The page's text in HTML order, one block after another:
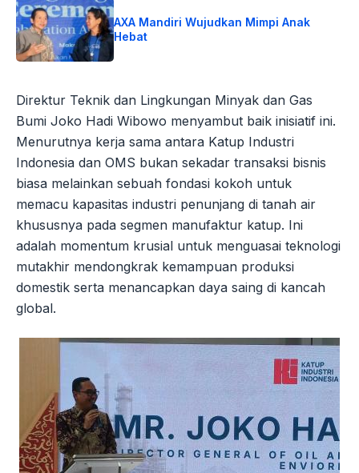
AXA Mandiri Wujudkan Mimpi Anak
Hebat
Direktur Teknik dan Lingkungan Minyak dan Gas
Bumi Joko Hadi Wibowo menyambut baik inisiatif ini.
Menurutnya kerja sama antara Katup Industri
Indonesia dan OMS bukan sekadar transaksi bisnis
biasa melainkan sebuah fondasi kokoh untuk
memacu kapasitas industri penunjang di tanah air
khususnya pada segmen manufaktur katup. Ini
adalah momentum krusial untuk menguasai teknologi
mutakhir mendongkrak kemampuan produksi
domestik serta menancapkan daya saing di kancah
global.